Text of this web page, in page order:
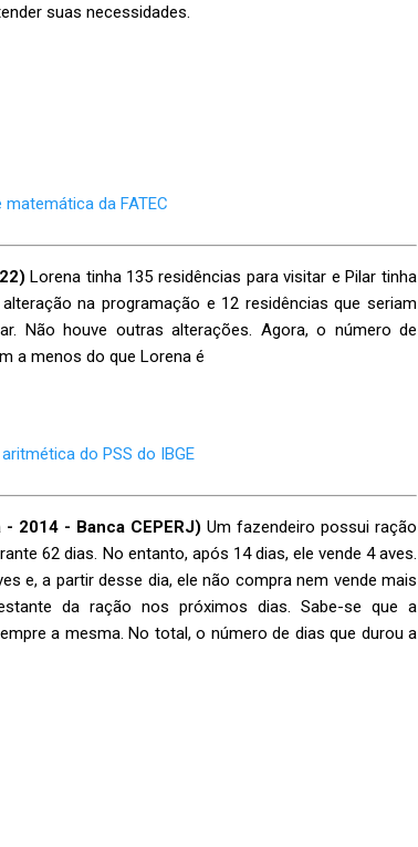
suas necessidades.
da FATEC
Lorena tinha 135 residências para visitar e Pilar tinha
na programação e 12 residências que seriam
Não houve outras alterações. Agora, o número de
a menos do que Lorena é
do PSS do IBGE
2014 - Banca CEPERJ) Um fazendeiro possui ração
62 dias. No entanto, após 14 dias, ele vende 4 aves.
e, a partir desse dia, ele não compra nem vende mais
da ração nos próximos dias. Sabe-se que a
a mesma. No total, o número de dias que durou a